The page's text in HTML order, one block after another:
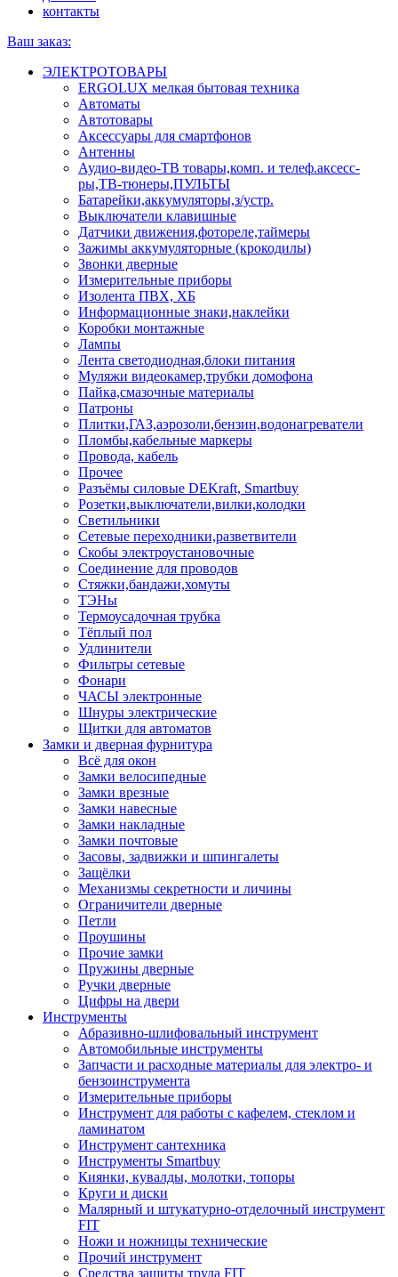
контакты
Ваш заказ:
ЭЛЕКТРОТОВАРЫ
ERGOLUX мелкая бытовая техника
Автоматы
Автотовары
Аксессуары для смартфонов
Антенны
Аудио-видео-ТВ товары,комп. и телеф.аксесс-
ры,ТВ-тюнеры,ПУЛЬТЫ
Батарейки,аккумуляторы,з/устр.
Выключатели клавишные
Датчики движения,фотореле,таймеры
Зажимы аккумуляторные (крокодилы)
Звонки дверные
Измерительные приборы
Изолента ПВХ, ХБ
Информационные знаки,наклейки
Коробки монтажные
Лампы
Лента светодиодная,блоки питания
Муляжи видеокамер,трубки домофона
Пайка,смазочные материалы
Патроны
Плитки,ГАЗ,аэрозоли,бензин,водонагреватели
Пломбы,кабельные маркеры
Провода, кабель
Прочее
Разъёмы силовые DEKraft, Smartbuy
Розетки,выключатели,вилки,колодки
Светильники
Сетевые переходники,разветвители
Скобы электроустановочные
Соединение для проводов
Стяжки,бандажи,хомуты
ТЭНы
Термоусадочная трубка
Тёплый пол
Удлинители
Фильтры сетевые
Фонари
ЧАСЫ электронные
Шнуры электрические
Щитки для автоматов
Замки и дверная фурнитура
Всё для окон
Замки велосипедные
Замки врезные
Замки навесные
Замки накладные
Замки почтовые
Засовы, задвижки и шпингалеты
Защёлки
Механизмы секретности и личины
Ограничители дверные
Петли
Проушины
Прочие замки
Пружины дверные
Ручки дверные
Цифры на двери
Инструменты
Абразивно-шлифовальный инструмент
Автомобильные инструменты
Запчасти и расходные материалы для электро- и
бензоинструмента
Измерительные приборы
Инструмент для работы с кафелем, стеклом и
ламинатом
Инструмент сантехника
Инструменты Smartbuy
Киянки, кувалды, молотки, топоры
Круги и диски
Малярный и штукатурно-отделочный инструмент
FIT
Ножи и ножницы технические
Прочий инструмент
Средства защиты труда FIT